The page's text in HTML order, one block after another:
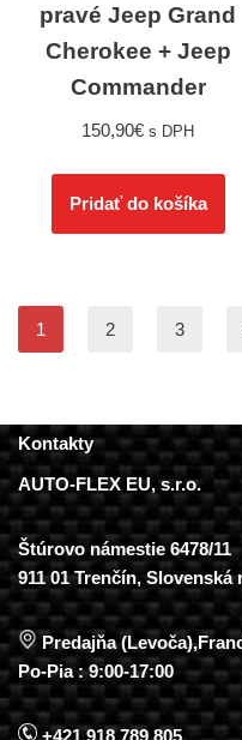
pravé Jeep Grand
Cherokee + Jeep
Commander
150,90€ s DPH
Pridať do košíka
1 2 3
Kontakty
AUTO-FLEX EU, s.r.o.
Štúrovo námestie 6478/11
911 01 Trenčín, Slovenská
Predajňa
Po-Pia : 9:00-17:00
+421 918 789 805